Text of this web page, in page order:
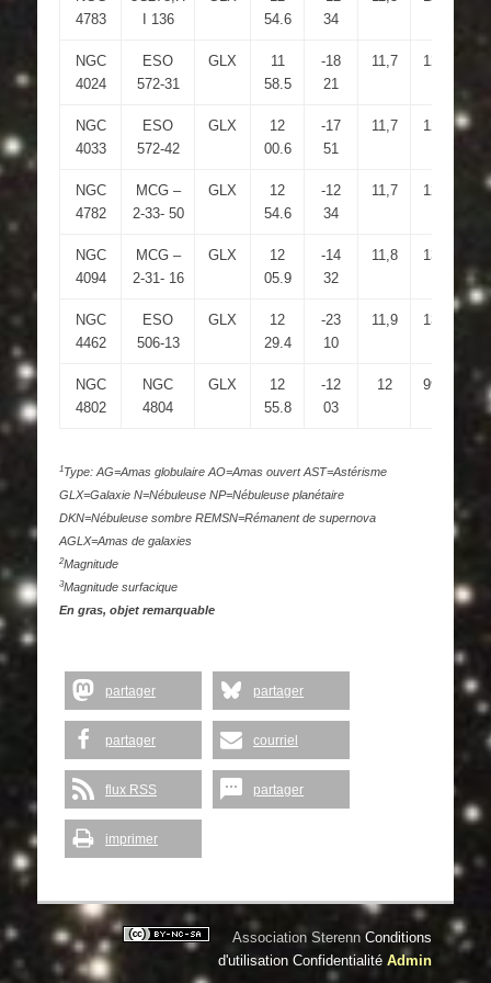
4783
I 136
54.6
34
NGC
4024
ESO
572-31
GLX
11
58.5
-18
21
11,7 12,7
NGC
4033
ESO
572-42
GLX
12
00.6
-17
51
11,7 12,8
NGC
4782
MCG –
2-33- 50
GLX
12
54.6
-12
34
11,7 12,9
NGC
4094
MCG –
2-31- 16
GLX
12
05.9
-14
32
11,8 13,7
NGC
4462
ESO
506-13
GLX
12
29.4
-23
10
11,9 13,2
NGC
4802
NGC
4804
GLX
12
55.8
-12
03
12 99,9
1Type: AG=Amas globulaire AO=Amas ouvert AST=Astérisme
GLX=Galaxie N=Nébuleuse NP=Nébuleuse planétaire
DKN=Nébuleuse sombre REMSN=Rémanent de supernova
AGLX=Amas de galaxies
2Magnitude
3Magnitude surfacique
En gras, objet remarquable
partager partager
partager courriel
flux RSS partager
imprimer
Association Sterenn Conditions
d'utilisation Confidentialité Admin